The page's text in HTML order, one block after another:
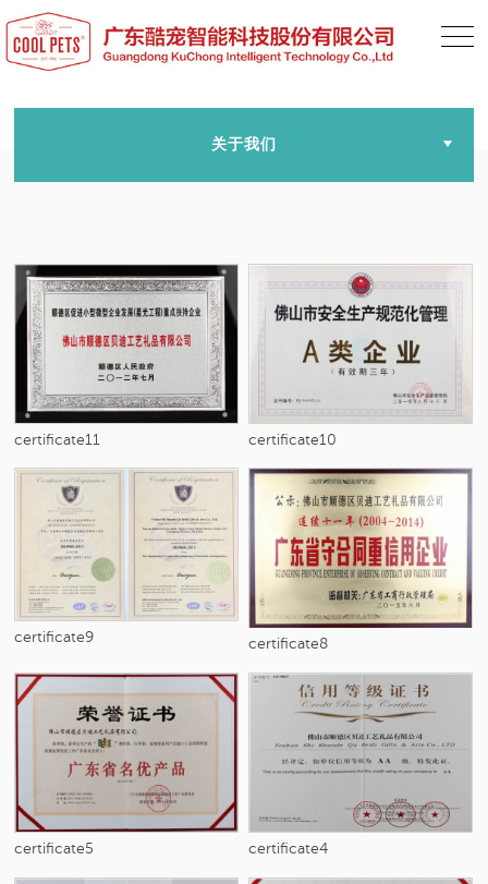
关于我们
certificate11 certificate10
certificate9 certificate8
certificate5 certificate4